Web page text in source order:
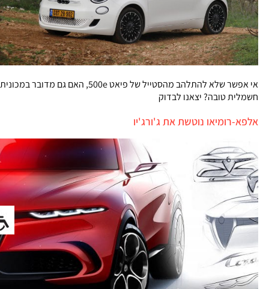
אי אפשר שלא להתלהב מהסטייל של פיאט 500e, האם גם מדובר במכונית
חשמלית טובה? יצאנו לבדוק
אלפא-רומיאו נוטשת את ג'ורג'יו